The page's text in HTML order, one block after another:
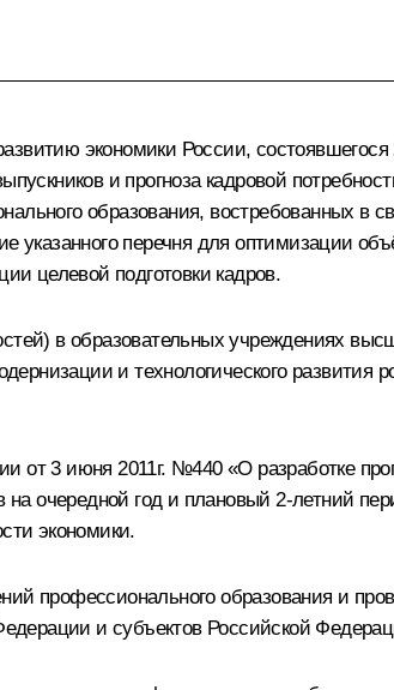
экономики России,
и прогноза кадровой
образования, востребованных в
перечня для оптимизации
целевой подготовки кадров.
в образовательных учреждениях
и технологического развития
от 3 июня 2011г. №440 «О разработке
очередной год и плановый 2-летний
экономики.
профессионального образования и
и субъектов Российской